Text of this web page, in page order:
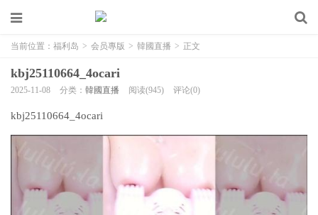
当前位置： 福利岛 > 会员專版 > 韓國直播 > 正文
kbj25110664_4ocari
2025-11-08 分类： 韓國直播 阅读(945) 评论(0)
kbj25110664_4ocari